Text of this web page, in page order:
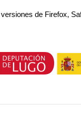
de Firefox,